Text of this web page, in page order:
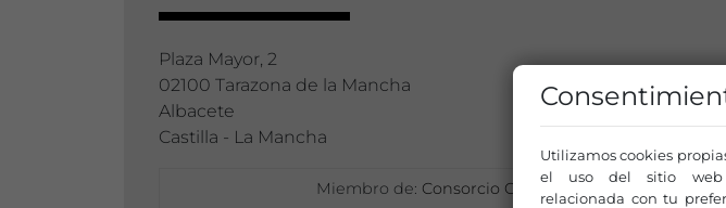
Plaza Mayor, 2
02100 Tarazona de la Mancha
Albacete
Castilla - La Mancha
Miembro de: Consorcio Cultural Albacete
Utilizamos cookies
el uso del sitio web
relacionada con tu